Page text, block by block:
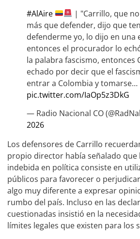
#AlAire
| "Carrillo, que
más que defender, dijo que
defenderme yo, lo dijo en una
entonces el procurador lo
la palabra fascismo, entonces
echado por decir que el
entrar a Colombia y tomarse…
pic.twitter.com/IaOp5z3DkG
— Radio Nacional CO
2026
Los defensores de Carrillo
propio director había señalado que
indebida en política consiste en
públicos para favorecer o
algo muy diferente a expresar
rumbo del país. Incluso en las
cuestionadas insistió en la
límites legales que existen para los